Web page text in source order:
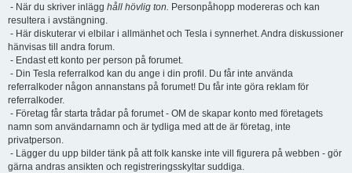
- När du skriver inlägg håll hövlig ton. Personpåhopp modereras och kan
resultera i avstängning.
- Här diskuterar vi elbilar i allmänhet och Tesla i synnerhet. Andra diskussioner
hänvisas till andra forum.
- Endast ett konto per person på forumet.
- Din Tesla referralkod kan du ange i din profil. Du får inte använda
referralkoder någon annanstans på forumet! Du får inte göra reklam för
referralkoder.
- Företag får starta trådar på forumet - OM de skapar konto med företagets
namn som användarnamn och är tydliga med att de är företag, inte
privatperson.
- Lägger du upp bilder tänk på att folk kanske inte vill figurera på webben - gör
gärna andras ansikten och registreringsskyltar suddiga.